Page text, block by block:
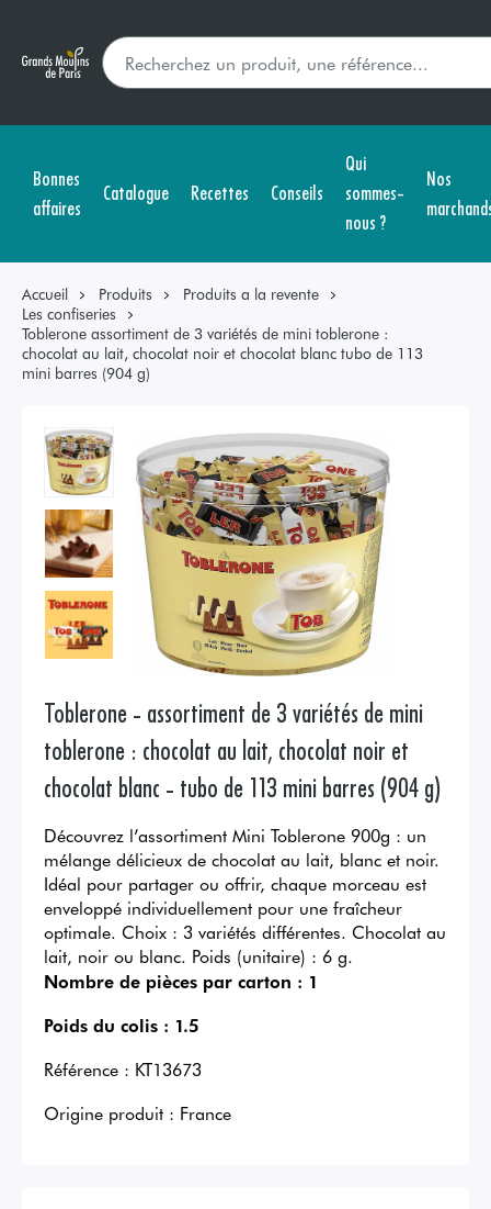
Bonnes
affaires
Catalogue Recettes Conseils
Qui
sommes-
nous ?
Nos
Accueil Produits
Produits a la revente
Les confiseries
Toblerone assortiment de 3 variétés de mini toblerone :
chocolat au lait, chocolat noir et chocolat blanc tubo de 113
mini barres (904 g)
Toblerone - assortiment de 3 variétés de mini
toblerone : chocolat au lait, chocolat noir et
chocolat blanc - tubo de 113 mini barres (904 g)
Découvrez l’assortiment Mini Toblerone 900g : un
mélange délicieux de chocolat au lait, blanc et noir.
Idéal pour partager ou offrir, chaque morceau est
enveloppé individuellement pour une fraîcheur
optimale. Choix : 3 variétés différentes. Chocolat au
lait, noir ou blanc. Poids (unitaire) : 6 g.
Nombre de pièces par carton : 1
Poids du colis : 1.5
Référence : KT13673
Origine produit : France